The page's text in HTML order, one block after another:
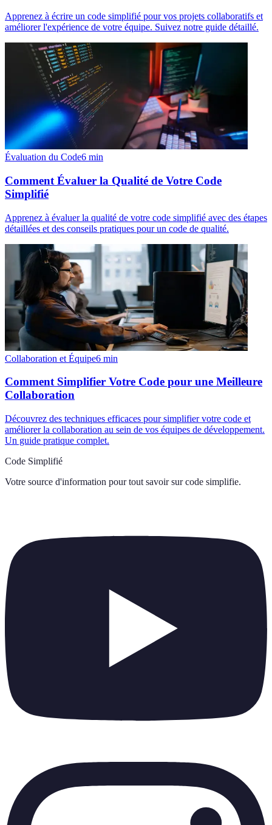
Apprenez à écrire un code simplifié pour vos projets collaboratifs et
améliorer l'expérience de votre équipe. Suivez notre guide détaillé.
Évaluation du Code6 min
Comment Évaluer la Qualité de Votre Code
Simplifié
Apprenez à évaluer la qualité de votre code simplifié avec des étapes
détaillées et des conseils pratiques pour un code de qualité.
Collaboration et Équipe6 min
Comment Simplifier Votre Code pour une Meilleure
Collaboration
Découvrez des techniques efficaces pour simplifier votre code et
améliorer la collaboration au sein de vos équipes de développement.
Un guide pratique complet.
Code Simplifié
Votre source d'information pour tout savoir sur code simplifie.